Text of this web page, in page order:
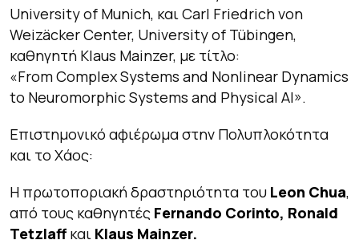
University of Munich, και Carl Friedrich von
Weizäcker Center, University of Tübingen,
καθηγητή Klaus Mainzer, με τίτλο:
«From Complex Systems and Nonlinear Dynamics
to Neuromorphic Systems and Physical AI».
Επιστημονικό αφιέρωμα στην Πολυπλοκότητα
και το Χάος:
Η πρωτοποριακή δραστηριότητα του Leon Chua,
από τους καθηγητές Fernando Corinto, Ronald
Tetzlaff και Klaus Mainzer.